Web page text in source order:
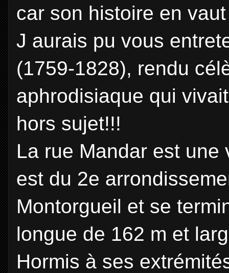
car son histoire en
J aurais pu vous
(1759-1828), rendu
aphrodisiaque qui
hors sujet!!!
La rue Mandar est
est du 2e
Montorgueil et se
longue de 162 m et
Hormis à ses